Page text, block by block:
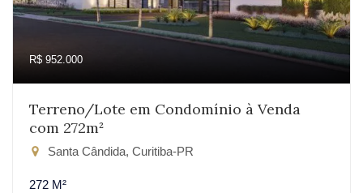
R$ 952.000
Terreno/Lote em Condomínio à Venda
com 272m²
Santa Cândida, Curitiba-PR
272 M²